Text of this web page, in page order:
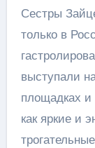
Сестры
только в
выступали
площадках
как яркие и